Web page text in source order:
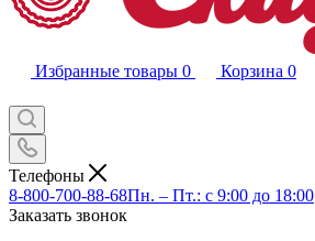
Избранные товары 0 Корзина 0
Телефоны
8-800-700-88-68Пн. – Пт.: с 9:00 до 18:00
Заказать звонок